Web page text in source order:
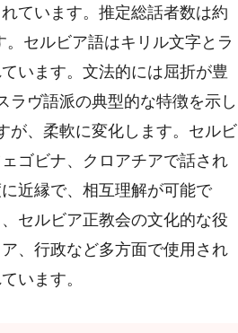
ています。推定総話者数は約
セルビア語はキリル文字とラ
います。文法的には屈折が豊
ラヴ語派の典型的な特徴を示し
が、柔軟に変化します。セルビ
ゴビナ、クロアチアで話され
近縁で、相互理解が可能で
セルビア正教会の文化的な役
、行政など多方面で使用され
います。